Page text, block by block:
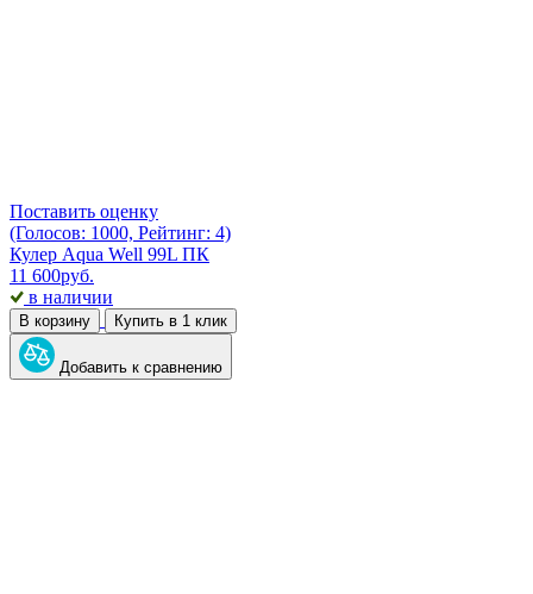
Поставить оценку
(Голосов: 1000, Рейтинг: 4)
Кулер Aqua Well 99L ПК
11 600руб.
в наличии
В корзину Купить в 1 клик
Добавить к сравнению